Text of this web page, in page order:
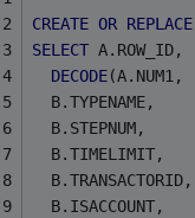
CREATE OR REPLACE
SELECT A.ROW_ID,
DECODE(A.NUM1,
  B.TYPENAME,
  B.STEPNUM,
  B.TIMELIMIT,
  B.TRANSACTORID,
  B.ISACCOUNT,